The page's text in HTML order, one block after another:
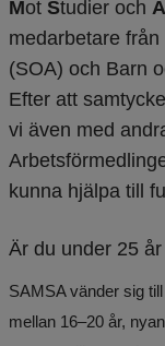
Mot Studier och A
medarbetare
(SOA) och Barn
Efter att
vi även med
kunna hjälpa till
Är du under 25 år
SAMSA vänder sig
mellan 16–20 år,